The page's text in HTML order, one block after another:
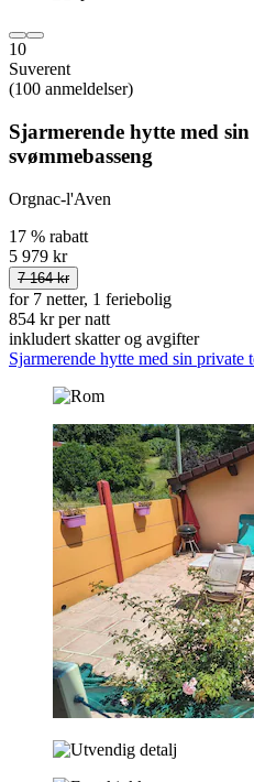
10
Suverent
(100 anmeldelser)
Sjarmerende hytte med
svømmebasseng
Orgnac-l'Aven
17 % rabatt
5 979 kr
7 164 kr
for 7 netter, 1 feriebolig
854 kr per natt
inkludert skatter og avgifter
Sjarmerende hytte med sin private